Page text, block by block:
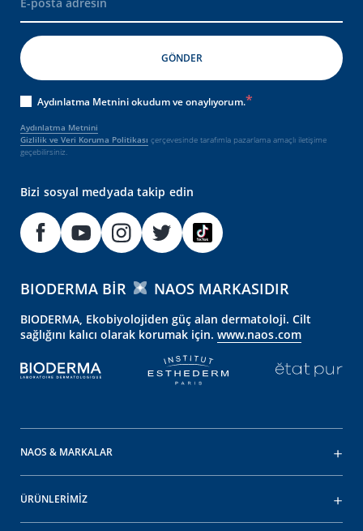
Aydınlatma Metnini okudum ve onaylıyorum.
Aydınlatma Metnini
Gizlilik ve Veri Koruma Politikası çerçevesinde tarafımla pazarlama amaçlı iletişime
geçebilirsiniz.
Bizi sosyal medyada takip edin
BIODERMA BIR NAOS MARKASIDIR
BIODERMA, Ekobiyolojiden güç alan dermatoloji. Cilt
sağlığını kalıcı olarak korumak için. www.naos.com
NAOS & MARKALAR
ÜRÜNLERİMİZ